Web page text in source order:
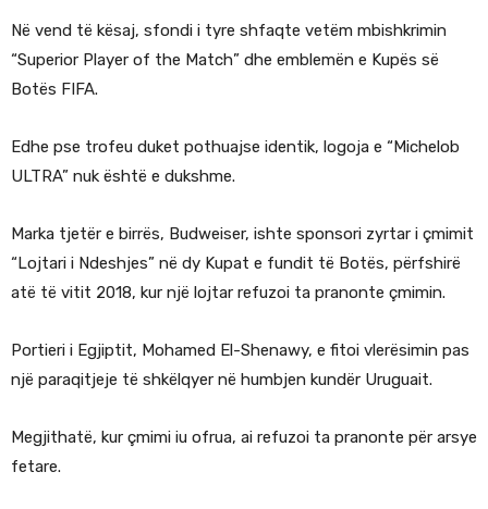
Në vend të kësaj, sfondi i tyre shfaqte vetëm mbishkrimin
“Superior Player of the Match” dhe emblemën e Kupës së
Botës FIFA.
Edhe pse trofeu duket pothuajse identik, logoja e “Michelob
ULTRA” nuk është e dukshme.
Marka tjetër e birrës, Budweiser, ishte sponsori zyrtar i çmimit
“Lojtari i Ndeshjes” në dy Kupat e fundit të Botës, përfshirë
atë të vitit 2018, kur një lojtar refuzoi ta pranonte çmimin.
Portieri i Egjiptit, Mohamed El-Shenawy, e fitoi vlerësimin pas
një paraqitjeje të shkëlqyer në humbjen kundër Uruguait.
Megjithatë, kur çmimi iu ofrua, ai refuzoi ta pranonte për arsye
fetare.